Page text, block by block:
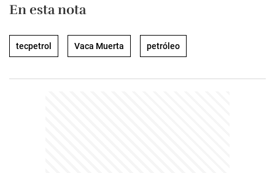
En esta nota
tecpetrol Vaca Muerta petróleo